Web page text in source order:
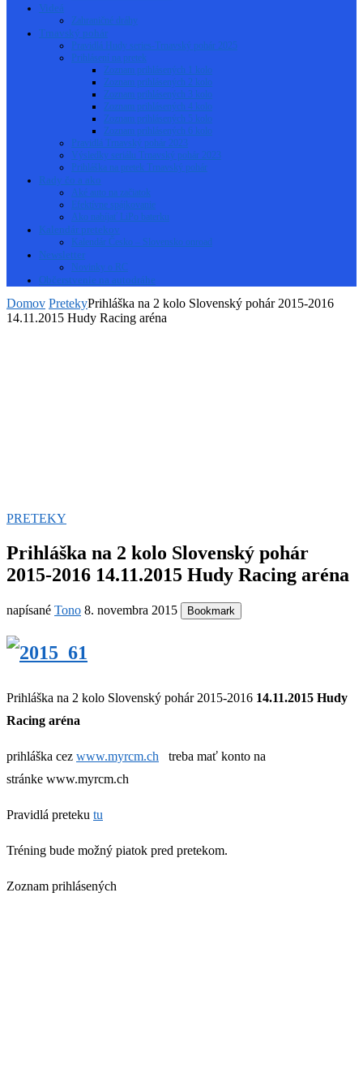
Videá
Zahraničné dráhy
Trnavský pohár
Pravidlá Hudy series-Trnavský pohár 2025
Prihlásení na pretek
Zoznam prihlásených 1 kolo
Zoznam prihlásených 2 kolo
Zoznam prihlásených 3 kolo
Zoznam prihlásených 4 kolo
Zoznam prihlásených 5 kolo
Zoznam prihlásených 6 kolo
Pravidlá Trnavský pohár 2023
Výsledky seriálu Trnavský pohár 2023
Prihláška na pretek Trnavský pohár
Rady čo a ako
Aké auto na začiatok
Efektívne spájkovanie
Ako nabíjať LiPo baterku
Kalendár pretekov
Kalendár Česko – Slovensko onroad
Newsletter
Novinky o RC
Občerstvenie na autodráhe
Domov PretekyPrihláška na 2 kolo Slovenský pohár 2015-2016
14.11.2015 Hudy Racing aréna
PRETEKY
Prihláška na 2 kolo Slovenský pohár
2015-2016 14.11.2015 Hudy Racing aréna
napísané Tono 8. novembra 2015 Bookmark
Prihláška na 2 kolo Slovenský pohár 2015-2016 14.11.2015 Hudy
Racing aréna
prihláška cez www.myrcm.ch treba mať konto na
stránke www.myrcm.ch
Pravidlá preteku tu
Tréning bude možný piatok pred pretekom.
Zoznam prihlásených